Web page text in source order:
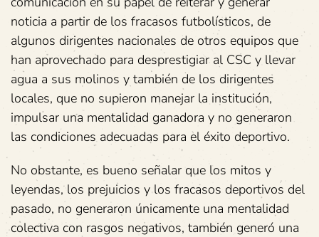
noticia a partir de los fracasos futbolísticos, de
algunos dirigentes nacionales de otros equipos que
han aprovechado para desprestigiar al CSC y llevar
agua a sus molinos y también de los dirigentes
locales, que no supieron manejar la institución,
impulsar una mentalidad ganadora y no generaron
las condiciones adecuadas para el éxito deportivo.
No obstante, es bueno señalar que los mitos y
leyendas, los prejuicios y los fracasos deportivos del
pasado, no generaron únicamente una mentalidad
colectiva con rasgos negativos, también generó una